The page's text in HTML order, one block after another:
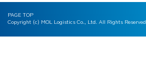
Copyright (c) MOL Logistics Co., Ltd. All Rights Reserved.
PAGE TOP